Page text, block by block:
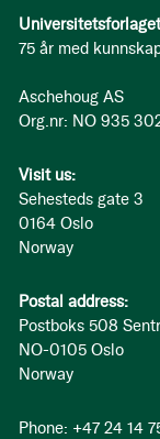
Universitetsforlaget
75 år med
Aschehoug AS
Org.nr: NO 935
Visit us:
Sehesteds gate 3
0164 Oslo
Norway
Postal address:
Postboks 508
NO-0105 Oslo
Norway
Phone: +47 24 14